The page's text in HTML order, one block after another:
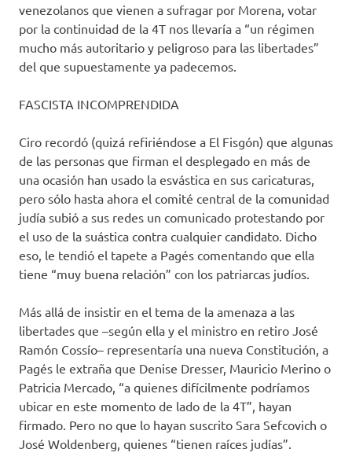
venezolanos que vienen a sufragar por Morena, votar
por la continuidad de la 4T nos llevaría a “un régimen
mucho más autoritario y peligroso para las libertades”
del que supuestamente ya padecemos.
FASCISTA INCOMPRENDIDA
Ciro recordó (quizá refiriéndose a El Fisgón) que algunas
de las personas que firman el desplegado en más de
una ocasión han usado la esvástica en sus caricaturas,
pero sólo hasta ahora el comité central de la comunidad
judía subió a sus redes un comunicado protestando por
el uso de la suástica contra cualquier candidato. Dicho
eso, le tendió el tapete a Pagés comentando que ella
tiene “muy buena relación” con los patriarcas judíos.
Más allá de insistir en el tema de la amenaza a las
libertades que –según ella y el ministro en retiro José
Ramón Cossío– representaría una nueva Constitución, a
Pagés le extraña que Denise Dresser, Mauricio Merino o
Patricia Mercado, “a quienes difícilmente podríamos
ubicar en este momento de lado de la 4T”, hayan
firmado. Pero no que lo hayan suscrito Sara Sefcovich o
José Woldenberg, quienes “tienen raíces judías”.